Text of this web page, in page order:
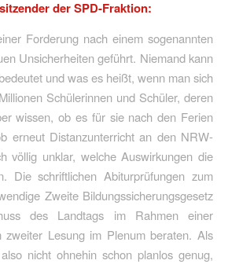
der SPD-Fraktion:
Forderung nach einem sogenannten
Unsicherheiten geführt. Niemand kann
und was es heißt, wenn man sich
Schülerinnen und Schüler, deren
wissen, ob es für sie nach den Ferien
erneut Distanzunterricht an den NRW-
völlig unklar, welche Auswirkungen die
Die schriftlichen Abiturprüfungen zum
Zweite Bildungssicherungsgesetz
des Landtags im Rahmen einer
Lesung im Plenum beraten. Als
nicht ohnehin schon planlos genug,